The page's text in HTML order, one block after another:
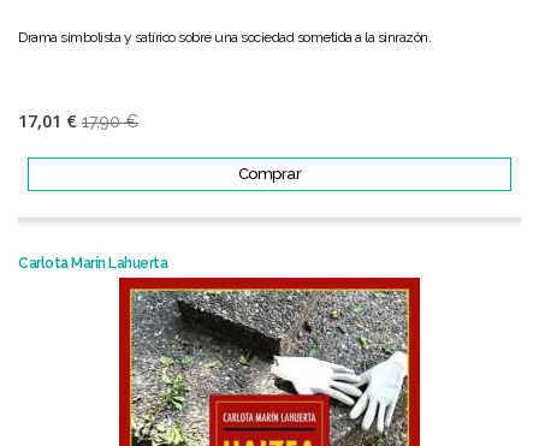
Drama simbolista y satírico sobre una sociedad sometida a la sinrazón.
17,01 € 17,90 €
Comprar
Carlota Marín Lahuerta